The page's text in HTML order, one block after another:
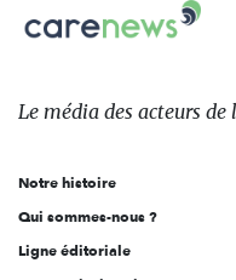
sur:
Carenews,
Le
des
l'engagement
Le média des acteurs de
Notre histoire
Qui sommes-nous ?
Ligne éditoriale